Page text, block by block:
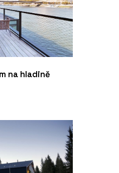
na hladině